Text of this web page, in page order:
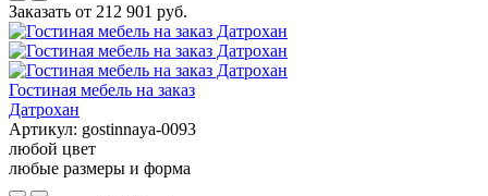
Заказать от 212 901 руб.
Гостиная мебель на заказ
Датрохан
Артикул: gostinnaya-0093
любой цвет
любые размеры и форма